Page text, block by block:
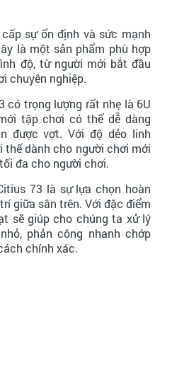
sự ổn định và sức mạnh
là một sản phẩm phù hợp
độ, từ người mới bắt đầu
chuyên nghiệp.
có trọng lượng rất nhẹ là 6U
tập chơi có thể dễ dàng
được vợt. Với độ dẻo linh
thế dành cho người chơi mới
đa cho người chơi.
73 là sự lựa chọn hoàn
giữa sân trên. Với đặc điểm
sẽ giúp cho chúng ta xử lý
phản công nhanh chớp
chính xác.